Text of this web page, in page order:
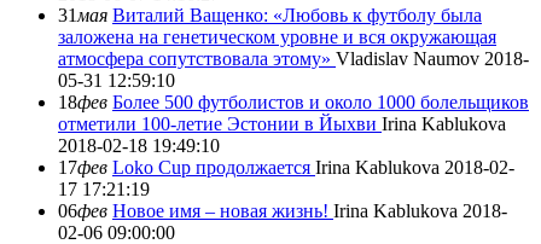
31 мая Виталий Ващенко: «Любовь к футболу была
заложена на генетическом уровне и вся окружающая
атмосфера сопутствовала этому» Vladislav Naumov 2018-
05-31 12:59:10
18фев Более 500 футболистов и около 1000 болельщиков
отметили 100-летие Эстонии в Йыхви Irina Kablukova
2018-02-18 19:49:10
17фев Loko Cup продолжается Irina Kablukova 2018-02-
17 17:21:19
06фев Новое имя – новая жизнь! Irina Kablukova 2018-
02-06 09:00:00